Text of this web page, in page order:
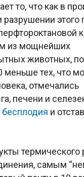
то, что как в
разрушении этого
из мощнейших
животных,
тех, что
отмечались
печени и
бесплодия и
термического
самым